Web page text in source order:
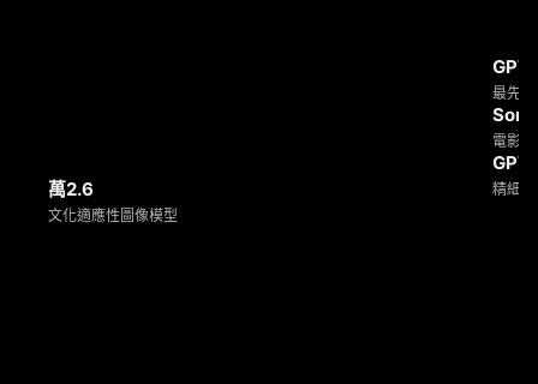
萬2.6
文化適應性圖像模型
最先
Sora
電影
GPT
精細